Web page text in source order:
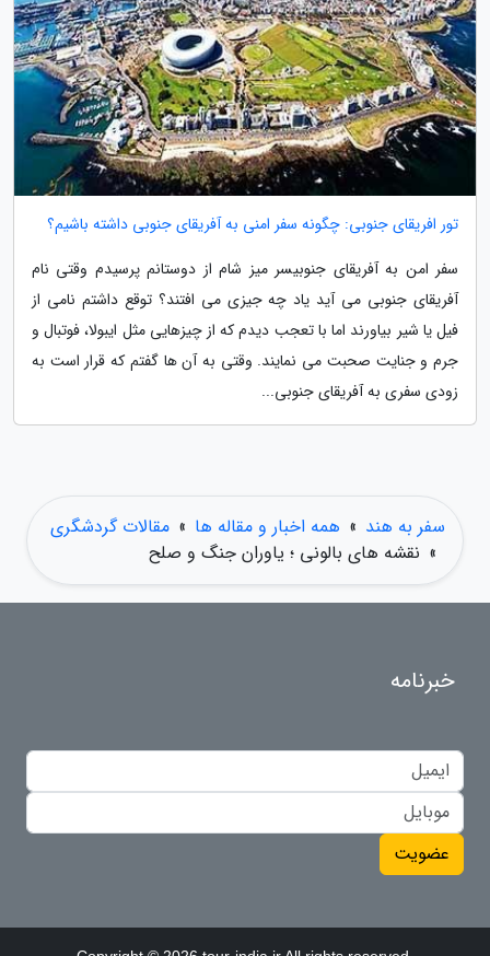
تور افریقای جنوبی: چگونه سفر امنی به آفریقای جنوبی داشته باشیم؟
سفر امن به آفریقای جنوبیسر میز شام از دوستانم پرسیدم وقتی نام
آفریقای جنوبی می آید یاد چه جیزی می افتند؟ توقع داشتم نامی از
فیل یا شیر بیاورند اما با تعجب دیدم که از چیزهایی مثل ایبولا، فوتبال و
جرم و جنایت صحبت می نمایند. وقتی به آن ها گفتم که قرار است به
زودی سفری به آفریقای جنوبی...
سفر به هند » همه اخبار و مقاله ها » مقالات گردشگری
» نقشه های بالونی ؛ یاوران جنگ و صلح
خبرنامه
عضویت